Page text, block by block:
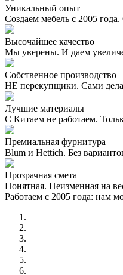
Уникальный опыт
Создаем мебель с 2005
Высочайшее качество
Мы уверены. И даем
Собственное производство
НЕ перекупщики. Сами
Лучшие материалы
С Китаем не работаем.
Премиальная фурнитура
Blum и Hettich. Без
Прозрачная смета
Понятная. Неизменная на
Работаем с 2005 года: нам